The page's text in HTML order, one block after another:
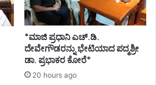
*ಮಾಜಿ ಪ್ರಧಾನಿ ಎಚ್.ಡಿ.
ದೇವೇಗೌಡರನ್ನು ಭೇಟಿಯಾದ ಪದ್ಮಶ್ರೀ
ಡಾ. ಪ್ರಭಾಕರ ಕೋರೆ*
20 hours ago